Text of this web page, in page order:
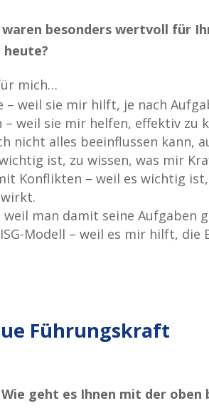
besonders wertvoll für
heute?
mich…
– weil sie mir hilft, je nach
– weil sie mir helfen, effektiv zu
nicht alles beeinflussen kann,
ist, zu wissen, was mir
Konflikten – weil es wichtig
weil man damit seine Aufgaben
Modell – weil es mir hilft,
Führungskraft
geht es Ihnen mit der